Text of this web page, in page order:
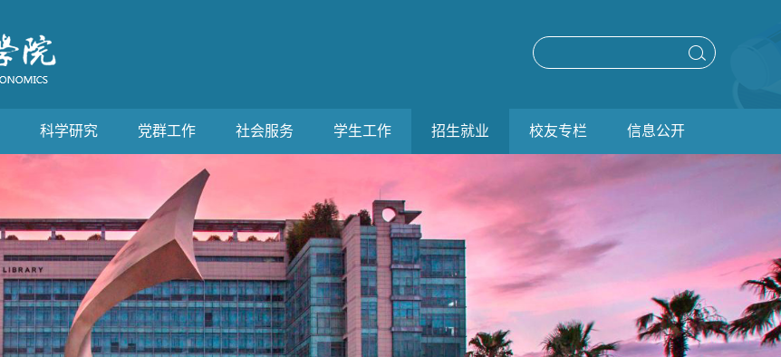
科学研究 党群工作 社会服务 学生工作 招生就业 校友专栏 信息公开